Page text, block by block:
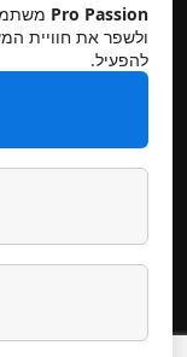
this
field
empty.
Pro Passion
ולשפר את חוויית
להפעיל.